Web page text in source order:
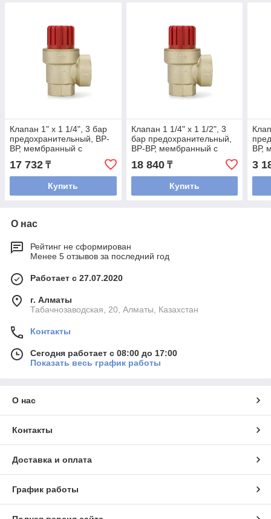
Клапан 1" х 1 1/4", 3 бар
предохранительный, ВР-
ВР, мембранный с
манометром, Varmega
17 732 ₸
Купить
Клапан 1 1/4" х 1 1/2", 3
бар предохранительный,
ВР-ВР, мембранный с
манометром, Varmega
18 840₸
Купить
ВР,
3
О нас
Рейтинг не сформирован
Менее 5 отзывов за последний год
Работает с 27.07.2020
г. Алматы
Табачнозаводская, 20, Алматы, Казахстан
Контакты
Сегодня работает с 08:00 до 17:00
Показать весь график работы
О нас
Контакты
Доставка и оплата
График работы